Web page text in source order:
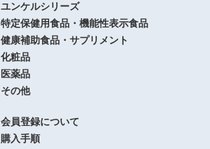
ユンケルシリーズ
特定保健用食品・機能性表示食品
健康補助食品・サプリメント
化粧品
医薬品
その他
会員登録について
購入手順